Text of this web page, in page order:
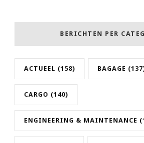
BERICHTEN PER
ACTUEEL (158) BAGAGE
CARGO (140)
ENGINEERING & MAINTENANCE